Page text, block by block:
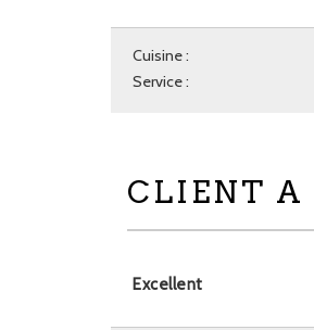
Cuisine :
Service :
CLIENT A
Excellent